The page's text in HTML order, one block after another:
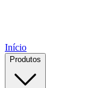
Início
Produtos